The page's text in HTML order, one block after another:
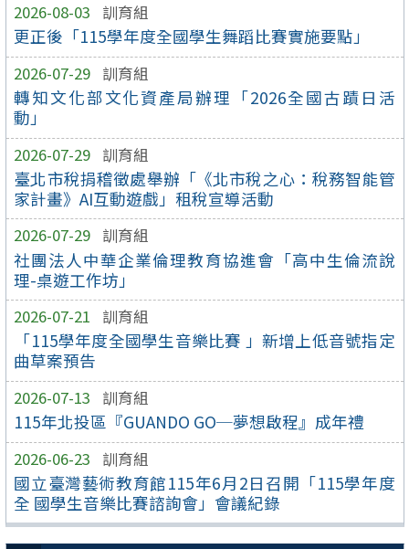
2026-08-03 訓育組
更正後「115學年度全國學生舞蹈比賽實施要點」
2026-07-29 訓育組
轉知文化部文化資產局辦理「2026全國古蹟日活
動」
2026-07-29 訓育組
臺北市稅捐稽徵處舉辦「《北市稅之心：稅務智能管
家計畫》AI互動遊戲」租稅宣導活動
2026-07-29 訓育組
社團法人中華企業倫理教育協進會「高中生倫流說
理-桌遊工作坊」
2026-07-21 訓育組
「115學年度全國學生音樂比賽 」新增上低音號指定
曲草案預告
2026-07-13 訓育組
115年北投區『GUANDO GO─夢想啟程』成年禮
2026-06-23 訓育組
國立臺灣藝術教育館115年6月2日召開「115學年度
全 國學生音樂比賽諮詢會」會議紀錄